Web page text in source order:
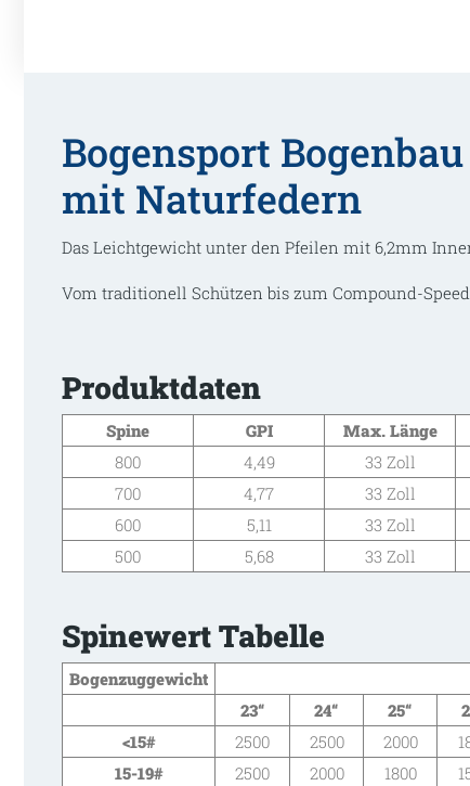
Bogensport
mit Naturfedern
Das Leichtgewicht unter den Pfeilen mit 6,2mm
Vom traditionell Schützen bis zum Compound-
Produktdaten
Spine GPI Max. Länge
800
4,49 33 Zoll
700
4,77 33 Zoll
600
5,11 33 Zoll
500
5,68 33 Zoll
Spinewert Tabelle
Bogenzuggewicht
23“
24“ 25“
<15# 2500 2500 2000
15-19# 2500 2000 1800